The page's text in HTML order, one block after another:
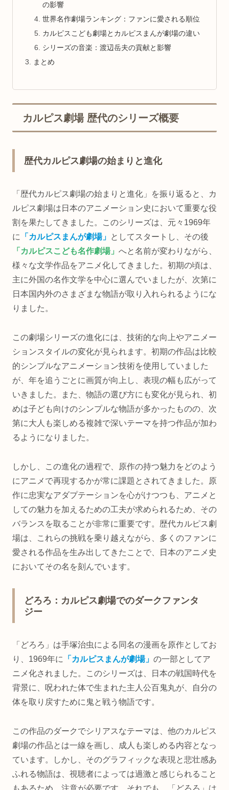
の影響
世界名作劇場ランキング：ファンに愛される順位
カルピスこども劇場とカルピスまんが劇場の違い
シリーズの音楽：渡辺岳夫の貢献と影響
まとめ
カルピス劇場 歴代のシリーズ概要
歴代カルピス劇場の始まりと進化
「歴代カルピス劇場の始まりと進化」を振り返ると、カ
ルピス劇場は日本のアニメーション史において重要な役
割を果たしてきました。このシリーズは、元々1969年
に
「カルピスまんが劇場」 としてスタートし、その後
「カルピスこども名作劇場」 へと名前が変わりながら、
様々な文学作品をアニメ化してきました。初期の頃は、
主に外国の名作文学を中心に選んでいましたが、次第に
日本国内外のさまざまな物語が取り入れられるようにな
りました。
この劇場シリーズの進化には、技術的な向上やアニメー
ションスタイルの変化が見られます。初期の作品は比較
的シンプルなアニメーション技術を使用していました
が、年を追うごとに画質が向上し、表現の幅も広がって
いきました。また、物語の選び方にも変化が見られ、初
めは子ども向けのシンプルな物語が多かったものの、次
第に大人も楽しめる複雑で深いテーマを持つ作品が加わ
るようになりました。
しかし、この進化の過程で、原作の持つ魅力をどのよう
にアニメで再現するかが常に課題とされてきました。原
作に忠実なアダプテーションを心がけつつも、アニメと
しての魅力を加えるための工夫が求められるため、その
バランスを取ることが非常に重要です。歴代カルピス劇
場は、これらの挑戦を乗り越えながら、多くのファンに
愛される作品を生み出してきたことで、日本のアニメ史
においてその名を刻んでいます。
どろろ：カルピス劇場でのダークファンタ
ジー
「どろろ」は手塚治虫による同名の漫画を原作としてお
り、1969年に
「カルピスまんが劇場」 の一部としてア
ニメ化されました。このシリーズは、日本の戦国時代を
背景に、呪われた体で生まれた主人公百鬼丸が、自分の
体を取り戻すために鬼と戦う物語です。
この作品のダークでシリアスなテーマは、他のカルピス
劇場の作品とは一線を画し、成人も楽しめる内容となっ
ています。しかし、そのグラフィックな表現と悲壮感あ
ふれる物語は、視聴者によっては過激と感じられること
もあるため、注意が必要です。それでも、「どろろ」は